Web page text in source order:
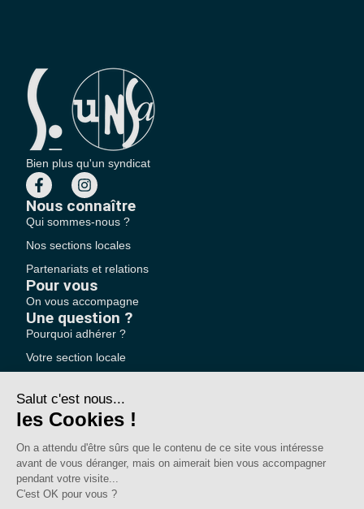
Bien plus qu'un syndicat
Nous connaître
Qui sommes-nous ?
Nos sections locales
Partenariats et relations
Pour vous
On vous accompagne
Une question ?
Pourquoi adhérer ?
Votre section locale
Nous contacter
Votre espace
Adhérer au SE-UNSA